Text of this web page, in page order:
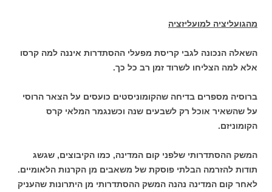
מהגועליציה למועליזציה
השאלה הנכונה לגבי קריסת מפעלי ההסתדרות איננה למה קרסו
אלא למה הצליחו לשרוד זמן רב כל כך.
ברוסיה מספרים בדיחה שהקומוניסטים כועסים על הצאר הרוסי
על שהשאיר אוכל רק לשבעים שנה וכשנגמר המלאי קרס
הקומוניזם.
המשק ההסתדרותי שלפני קום המדינה, כמו הקיבוצים, שגשג
תודות להזרמה הבלתי פוסקת של משאבים מן הקרנות הלאומיים.
לאחר קום המדינה נהנה המשק ההסתדרותי מן היתרונות שהעניק